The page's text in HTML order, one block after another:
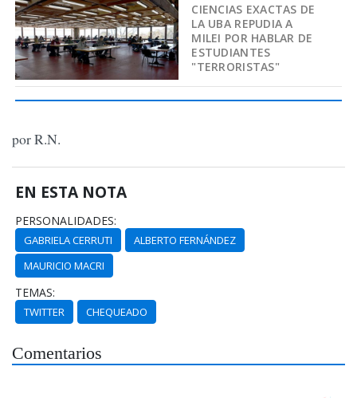
CIENCIAS EXACTAS DE
LA UBA REPUDIA A
MILEI POR HABLAR DE
ESTUDIANTES
"TERRORISTAS"
por R.N.
EN ESTA NOTA
PERSONALIDADES:
GABRIELA CERRUTI
ALBERTO FERNÁNDEZ
MAURICIO MACRI
TEMAS:
TWITTER CHEQUEADO
Comentarios